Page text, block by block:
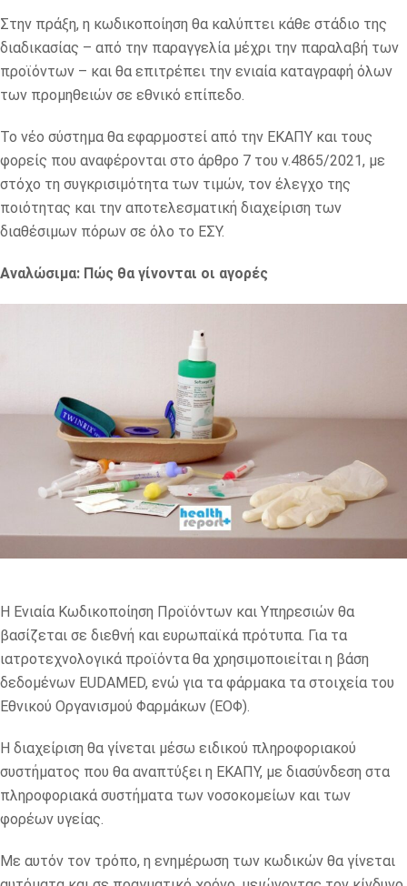
Στην πράξη, η κωδικοποίηση θα καλύπτει κάθε στάδιο της
διαδικασίας – από την παραγγελία μέχρι την παραλαβή των
προϊόντων – και θα επιτρέπει την ενιαία καταγραφή όλων
των προμηθειών σε εθνικό επίπεδο.
Το νέο σύστημα θα εφαρμοστεί από την ΕΚΑΠΥ και τους
φορείς που αναφέρονται στο άρθρο 7 του ν.4865/2021, με
στόχο τη συγκρισιμότητα των τιμών, τον έλεγχο της
ποιότητας και την αποτελεσματική διαχείριση των
διαθέσιμων πόρων σε όλο το ΕΣΥ.
Αναλώσιμα: Πώς θα γίνονται οι αγορές
Η Ενιαία Κωδικοποίηση Προϊόντων και Υπηρεσιών θα
βασίζεται σε διεθνή και ευρωπαϊκά πρότυπα. Για τα
ιατροτεχνολογικά προϊόντα θα χρησιμοποιείται η βάση
δεδομένων EUDAMED, ενώ για τα φάρμακα τα στοιχεία του
Εθνικού Οργανισμού Φαρμάκων (ΕΟΦ).
Η διαχείριση θα γίνεται μέσω ειδικού πληροφοριακού
συστήματος που θα αναπτύξει η ΕΚΑΠΥ, με διασύνδεση στα
πληροφοριακά συστήματα των νοσοκομείων και των
φορέων υγείας.
Με αυτόν τον τρόπο, η ενημέρωση των κωδικών θα γίνεται